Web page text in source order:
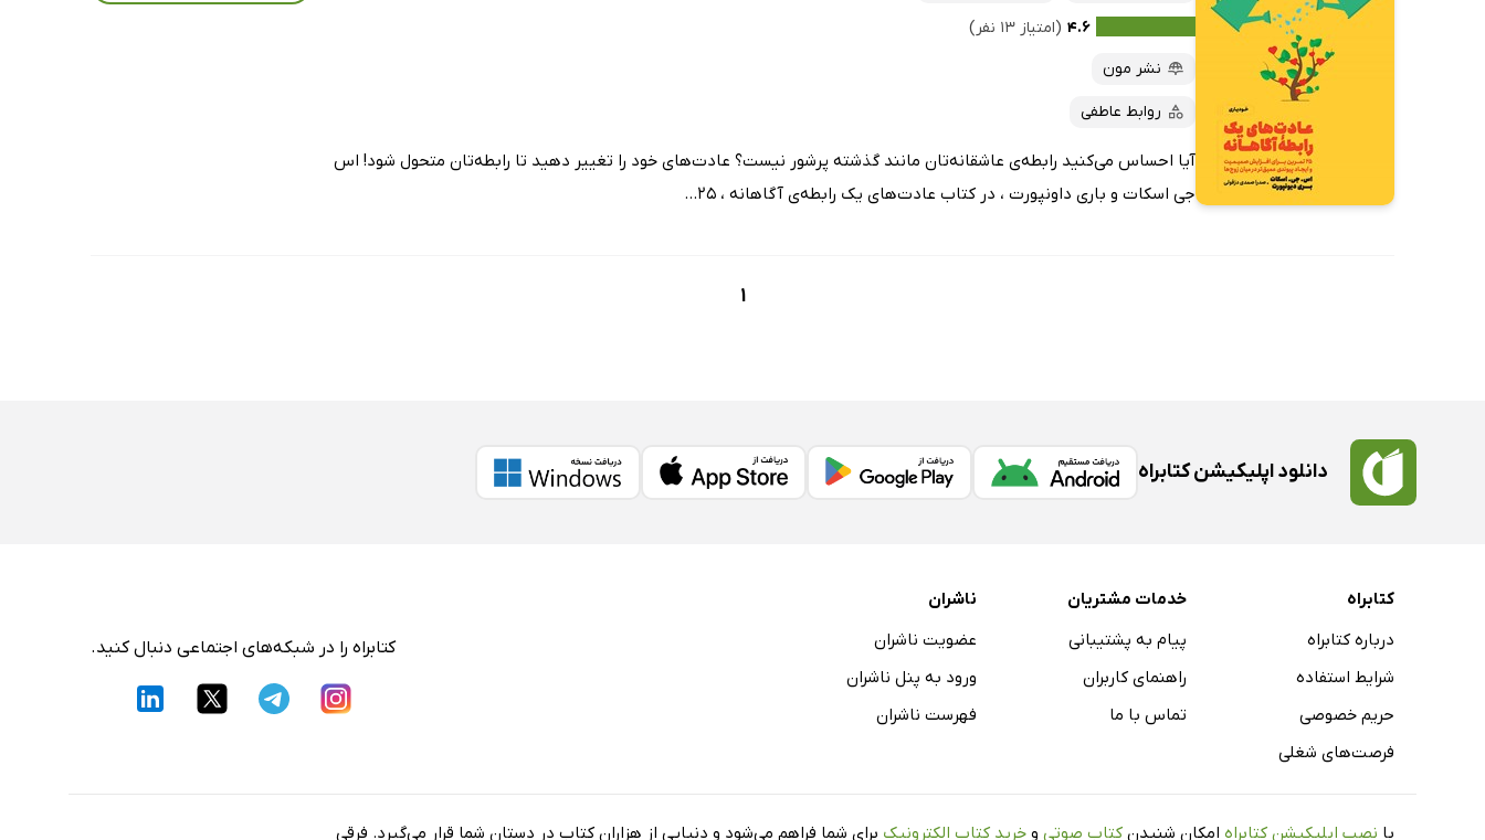
۴.۶ (امتیاز ۱۳ نفر)
نشر مون
روابط عاطفی
آیا احساس می‌کنید رابطه‌ی عاشقانه‌تان مانند گذشته پرشور نیست؟ عادت‌های خود را تغییر دهید تا رابطه‌تان متحول شود! اس
جی اسکات و باری داونپورت ، در کتاب عادت‌های یک رابطه‌ی آگاهانه ، 25...
1
دانلود اپلیکیشن کتابراه
کتابراه
درباره کتابراه
شرایط استفاده
حریم خصوصی
فرصت‌های شغلی
خدمات مشتریان
پیام به پشتیبانی
راهنمای کاربران
تماس با ما
ناشران
عضویت ناشران
ورود به پنل ناشران
فهرست ناشران
کتابراه را در شبکه‌های اجتماعی دنبال کنید.
با نصب اپلیکیشن کتابراه امکان شنیدن کتاب صوتی و خرید کتاب الکترونیک برای شما فراهم می‌شود و دنیایی از هزاران کتاب در دستان شما قرار می‌گیرد. فرقی